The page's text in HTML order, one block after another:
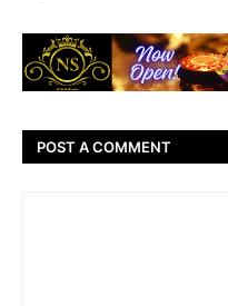
POST A COMMENT